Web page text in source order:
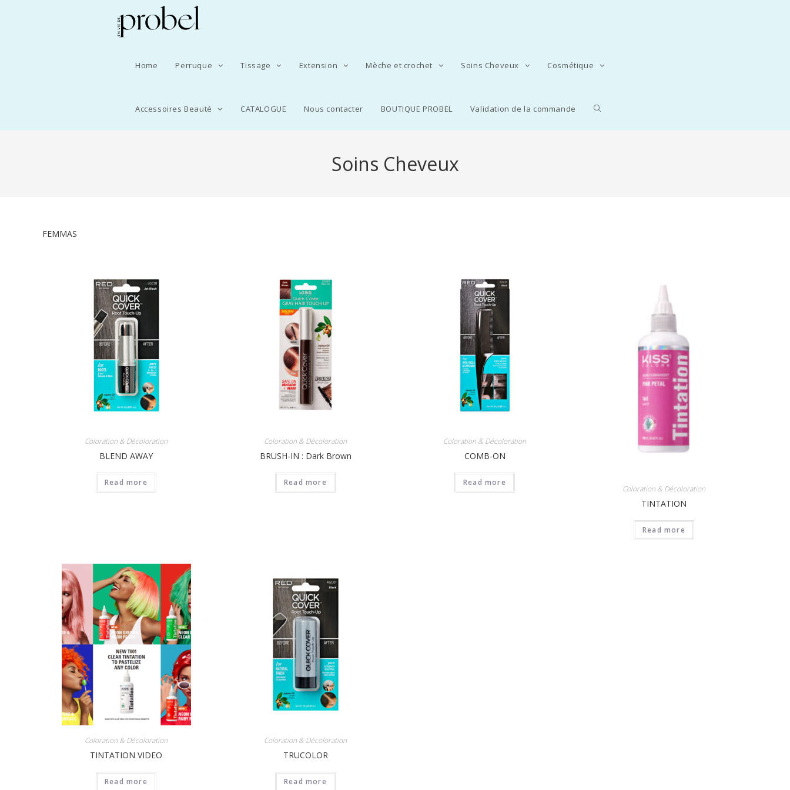
Home Perruque Tissage Extension Mèche et crochet Soins Cheveux Cosmétique
Accessoires Beauté CATALOGUE Nous contacter BOUTIQUE PROBEL Validation de la commande
Soins Cheveux
FEMMAS
Coloration & Décoloration
BLEND AWAY
Read more
Coloration & Décoloration
BRUSH-IN : Dark Brown
Read more
Coloration & Décoloration
COMB-ON
Read more
Coloration & Décoloration
TINTATION
Read more
Coloration & Décoloration
TINTATION VIDEO
Read more
Coloration & Décoloration
TRUCOLOR
Read more